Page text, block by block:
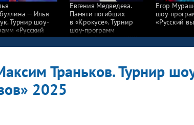
— Илья
Турнир шоу-
«Русский
2025
Евгения Медведева.
Памяти погибших
в «Крокусе». Турнир
шоу-программ
«Русский вызов» 2025
Егор
шоу-
«Русский
Траньков. Турнир
2025